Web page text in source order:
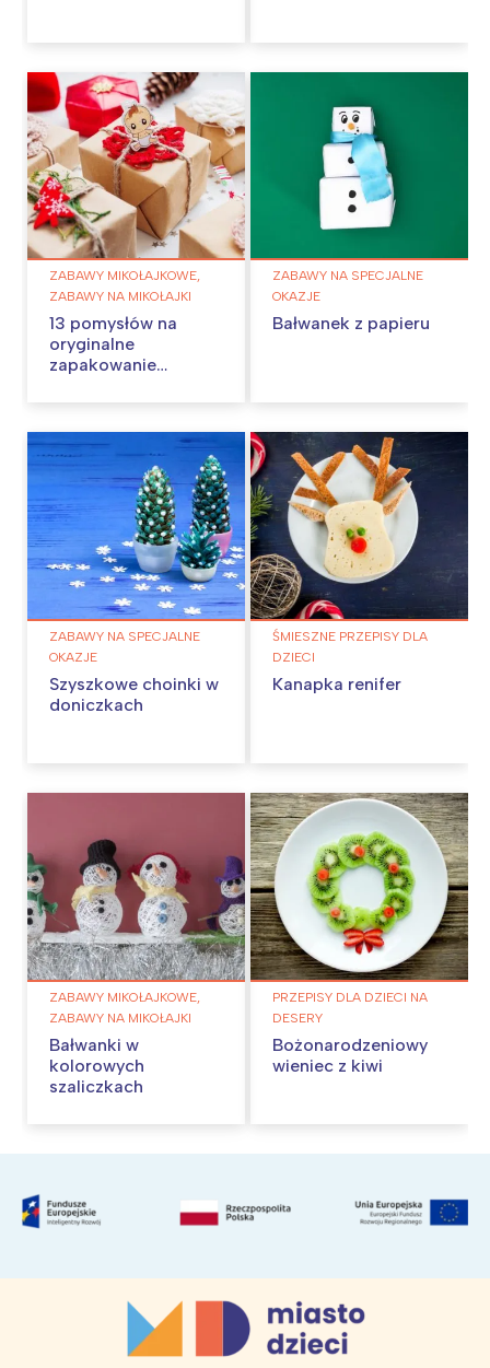
ZABAWY MIKOŁAJKOWE,
ZABAWY NA MIKOŁAJKI
13 pomysłów na
oryginalne
zapakowanie
ZABAWY NA SPECJALNE
OKAZJE
Bałwanek z papieru
ZABAWY NA SPECJALNE
OKAZJE
Szyszkowe choinki w
doniczkach
ŚMIESZNE PRZEPISY DLA
DZIECI
Kanapka renifer
ZABAWY MIKOŁAJKOWE,
ZABAWY NA MIKOŁAJKI
Bałwanki w
kolorowych
szaliczkach
PRZEPISY DLA DZIECI NA
DESERY
Bożonarodzeniowy
wieniec z kiwi